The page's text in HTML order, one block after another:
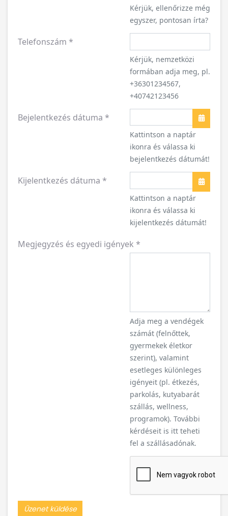
Kérjük, ellenőrizze még
egyszer, pontosan írta?
Telefonszám *
Kérjük, nemzetközi
formában adja meg, pl.
+36301234567,
+40742123456
Bejelentkezés dátuma *
Naptár
Kattintson a naptár
ikonra és válassa ki
bejelentkezés dátumát!
Kijelentkezés dátuma *
Naptár
Kattintson a naptár
ikonra és válassa ki
kijelentkezés dátumát!
Megjegyzés és egyedi igények *
Adja meg a vendégek
számát (felnőttek,
gyermekek életkor
szerint), valamint
esetleges különleges
igényeit (pl. étkezés,
parkolás, kutyabarát
szállás, wellness,
programok). További
kérdéseit is itt teheti
fel a szállásadónak.
Üzenet küldése